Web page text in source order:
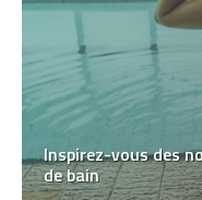
Inspirez-vous des
de bain